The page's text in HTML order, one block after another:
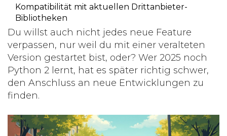
Kompatibilität mit aktuellen Drittanbieter-
Bibliotheken
Du willst auch nicht jedes neue Feature
verpassen, nur weil du mit einer veralteten
Version gestartet bist, oder? Wer 2025 noch
Python 2 lernt, hat es später richtig schwer,
den Anschluss an neue Entwicklungen zu
finden.